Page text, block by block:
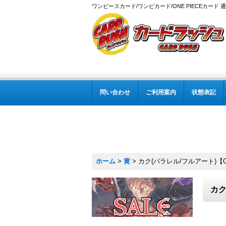
ワンピースカード/ワンピカード/ONE PIECEカード
問い合わせ ご利用案内 状態表記
ホーム > 黄 > カク(パラレル/フルアート)【
カ